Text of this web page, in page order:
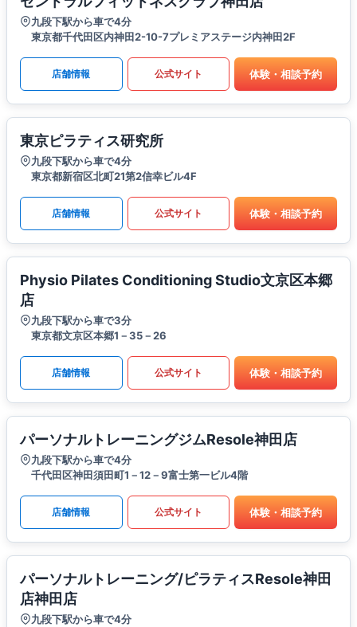
九段下駅から車で4分
東京都千代田区内神田2-10-7プレミアステージ内神田2F
店舗情報 公式サイト 体験・相談予約
東京ピラティス研究所
九段下駅から車で4分
東京都新宿区北町21第2信幸ビル4F
店舗情報 公式サイト 体験・相談予約
Physio Pilates Conditioning Studio文京区本郷
店
九段下駅から車で3分
東京都文京区本郷1－35－26
店舗情報 公式サイト 体験・相談予約
パーソナルトレーニングジムResole神田店
九段下駅から車で4分
千代田区神田須田町1－12－9富士第一ビル4階
店舗情報 公式サイト 体験・相談予約
パーソナルトレーニング/ピラティスResole神田
店神田店
九段下駅から車で4分